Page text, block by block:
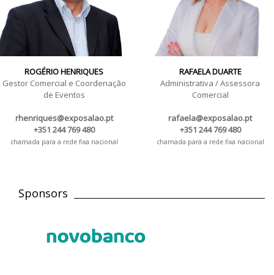
ROGÉRIO HENRIQUES
Gestor Comercial e Coordenação
de Eventos
rhenriques@exposalao.pt
+351 244 769 480
chamada para a rede fixa nacional
RAFAELA DUARTE
Administrativa / Assessora
Comercial
rafaela@exposalao.pt
+351 244 769 480
chamada para a rede fixa nacional
Sponsors